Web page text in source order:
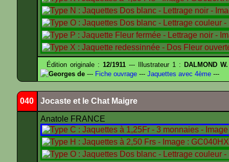
Édition originale : 12/1911 --- Illustrateur 1 : DALMOND W.
Georges de --- Fiche ouvrage --- Jaquettes avec 4ème ---
040 Jocaste et le Chat Maigre
Anatole FRANCE